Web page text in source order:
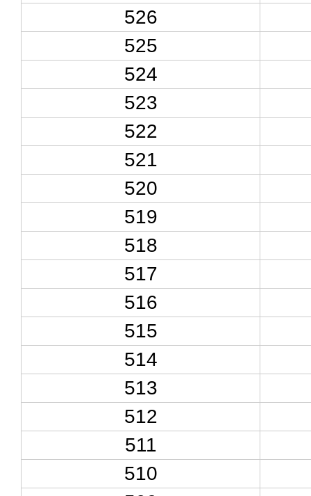
526
525
524
523
522
521
520
519
518
517
516
515
514
513
512
511
510